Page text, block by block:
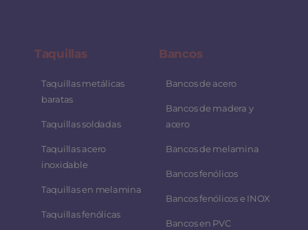
Taquillas
Taquillas metálicas
baratas
Taquillas soldadas
Taquillas acero
inoxidable
Taquillas en melamina
Taquillas fenólicas
Bancos
Bancos de acero
Bancos de madera y
acero
Bancos de melamina
Bancos fenólicos
Bancos fenólicos e INOX
Bancos en PVC